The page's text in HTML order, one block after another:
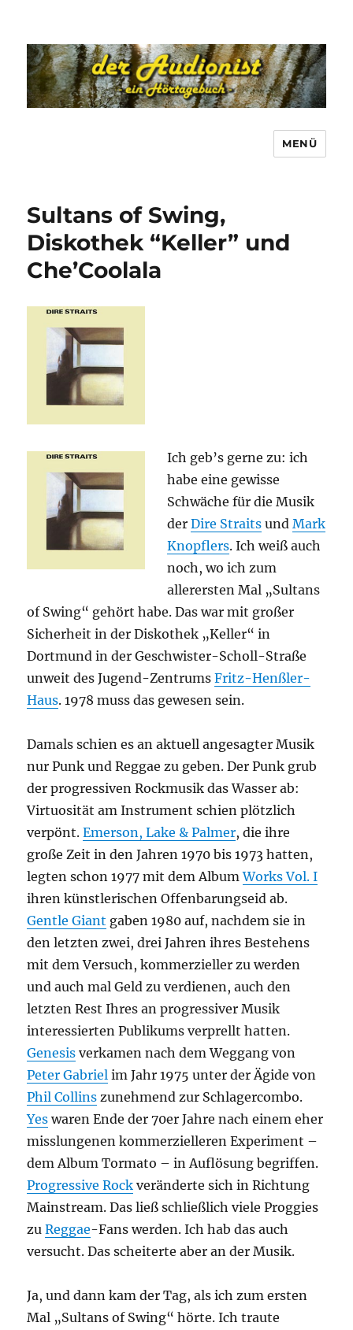
MENÜ
Sultans of Swing,
Diskothek “Keller” und
Che’Coolala
Ich geb’s gerne zu: ich
habe eine gewisse
Schwäche für die Musik
derDire Straits undMark
Knopflers. Ich weiß auch
noch, wo ich zum
allerersten Mal „Sultans
of Swing“ gehört habe. Das war mit großer
Sicherheit in der Diskothek „Keller“ in
Dortmund in der Geschwister-Scholl-Straße
unweit des Jugend-ZentrumsFritz-Henßler-
Haus. 1978 muss das gewesen sein.
Damals schien es an aktuell angesagter Musik
nur Punk und Reggae zu geben. Der Punk grub
der progressiven Rockmusik das Wasser ab:
Virtuosität am Instrument schien plötzlich
verpönt.Emerson, Lake & Palmer, die ihre
große Zeit in den Jahren 1970 bis 1973 hatten,
legten schon 1977 mit dem AlbumWorks Vol. I
ihren künstlerischen Offenbarungseid ab.
Gentle Giant gaben 1980 auf, nachdem sie in
den letzten zwei, drei Jahren ihres Bestehens
mit dem Versuch, kommerzieller zu werden
und auch mal Geld zu verdienen, auch den
letzten Rest Ihres an progressiver Musik
interessierten Publikums verprellt hatten.
Genesis verkamen nach dem Weggang von
Peter Gabriel im Jahr 1975 unter der Ägide von
Phil Collins zunehmend zur Schlagercombo.
Yes waren Ende der 70er Jahre nach einem eher
misslungenen kommerzielleren Experiment –
dem Album Tormato – in Auflösung begriffen.
Progressive Rock veränderte sich in Richtung
Mainstream. Das ließ schließlich viele Proggies
zuReggae-Fans werden. Ich hab das auch
versucht. Das scheiterte aber an der Musik.
Ja, und dann kam der Tag, als ich zum ersten
Mal „Sultans of Swing“ hörte. Ich traute